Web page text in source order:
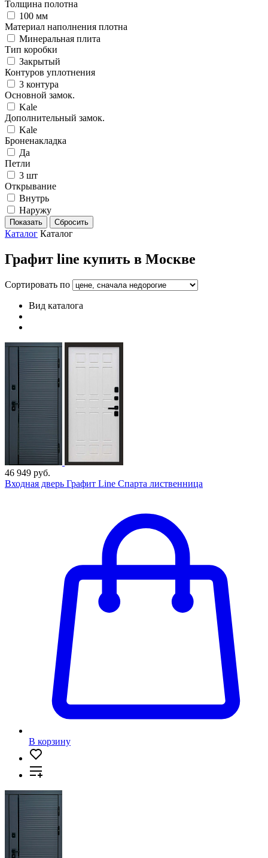
Толщина полотна
100 мм
Материал наполнения плотна
Минеральная плита
Тип коробки
Закрытый
Контуров уплотнения
3 контура
Основной замок.
Kale
Дополнительный замок.
Kale
Броненакладка
Да
Петли
3 шт
Открывание
Внутрь
Наружу
Каталог Каталог
Графит line купить в Москве
Сортировать по
Вид каталога
46 949 руб.
Входная дверь Графит Line Спарта лиственница
В корзину